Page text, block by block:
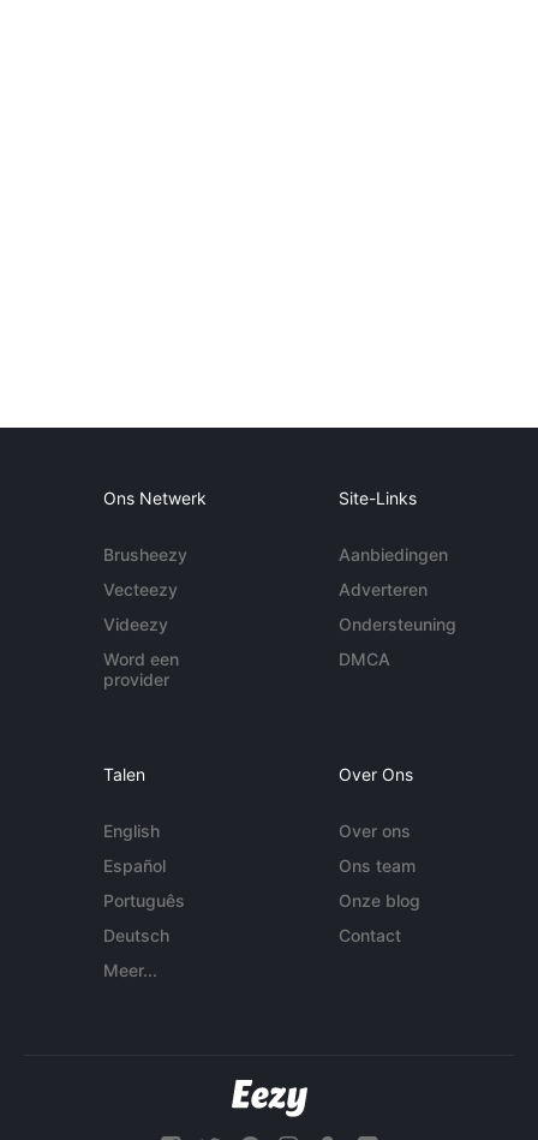
Ons Netwerk
Brusheezy
Vecteezy
Videezy
Word een
provider
Site-Links
Aanbiedingen
Adverteren
Ondersteuning
DMCA
Talen
English
Español
Português
Deutsch
Meer...
Over Ons
Over ons
Ons team
Onze blog
Contact